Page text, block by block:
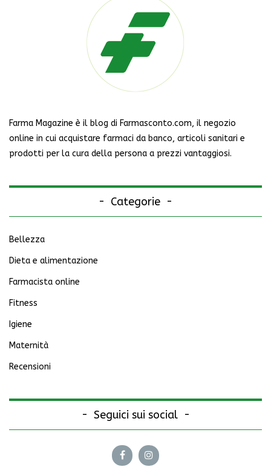
Farma Magazine è il blog di Farmasconto.com, il negozio
online in cui acquistare farmaci da banco, articoli sanitari e
prodotti per la cura della persona a prezzi vantaggiosi.
Categorie
Bellezza
Dieta e alimentazione
Farmacista online
Fitness
Igiene
Maternità
Recensioni
Seguici sui social